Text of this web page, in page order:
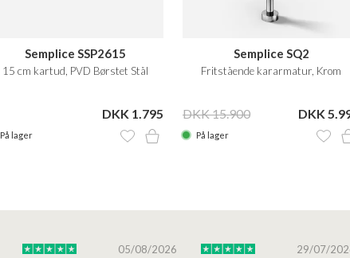
Semplice SSP2615
15 cm kartud, PVD Børstet Stål
DKK 1.795
På lager
Semplice SQ2
Fritstående kararmatur, Krom
DKK 15.900 DKK
På lager
05/08/2026 29/07/